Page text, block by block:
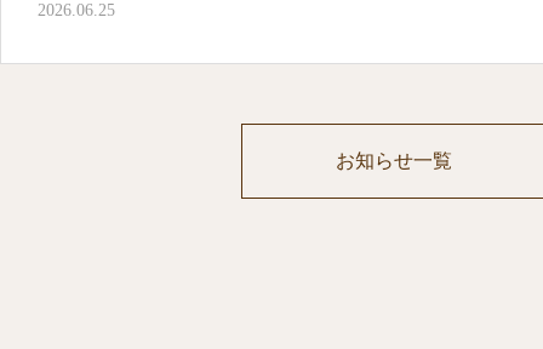
2026.06.25
お知らせ一覧